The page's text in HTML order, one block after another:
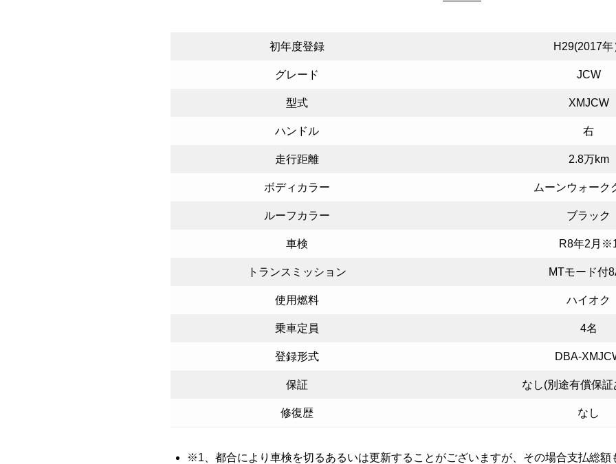
初年度登録 H29(2017年
グレード JCW
型式 XMJCW
ハンドル 右
走行距離 2.8万km
ボディカラー ムーンウォーク
ルーフカラー ブラック
車検 R8年2月
トランスミッション MTモード付
使用燃料 ハイオク
乗車定員 4名
登録形式 DBA-
保証 なし(別途有償保
修復歴 なし
※1、都合により車検を切るあるいは更新することがございますが、その場合支払総額